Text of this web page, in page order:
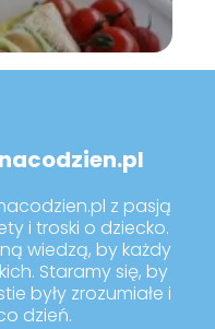
z pasją
i troski o dziecko.
wiedzą, by każdy
Staramy się, by
były zrozumiałe i
dzień.